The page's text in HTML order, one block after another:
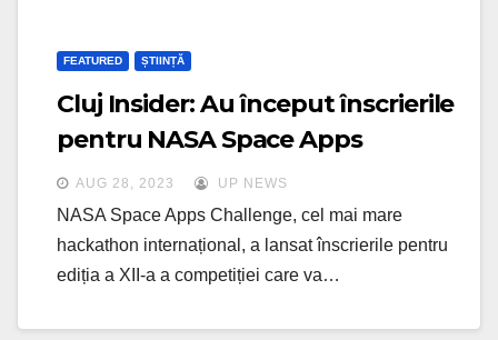
FEATURED ȘTIINȚĂ
Cluj Insider: Au început înscrierile
pentru NASA Space Apps
Challenge
AUG 28, 2023 UP NEWS
NASA Space Apps Challenge, cel mai mare
hackathon internațional, a lansat înscrierile pentru
ediția a XII-a a competiției care va…